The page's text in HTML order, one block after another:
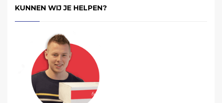
KUNNEN WIJ JE HELPEN?